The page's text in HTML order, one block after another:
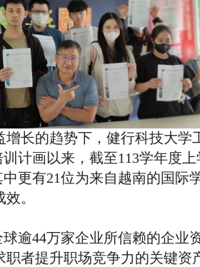
长的趋势下，健行科技大学
训计画以来，截至113学年度
中更有21位为来自越南的国
。
球逾44万家企业所信赖的企
者提升职场竞争力的关键